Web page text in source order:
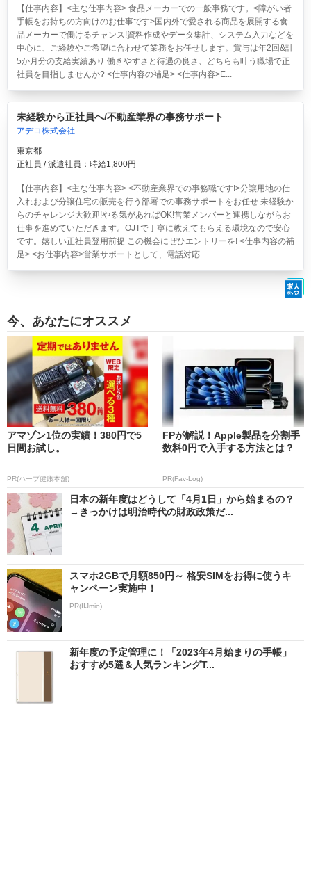
【仕事内容】<主な仕事内容> 食品メーカーでの一般事務です。<障がい者
手帳をお持ちの方向けのお仕事です>国内外で愛される商品を展開する食
品メーカーで働けるチャンス!資料作成やデータ集計、システム入力などを
中心に、ご経験やご希望に合わせて業務をお任せします。賞与は年2回&計
5か月分の支給実績あり 働きやすさと待遇の良さ、どちらも叶う職場で正
社員を目指しませんか? <仕事内容の補足> <仕事内容>E...
未経験から正社員へ/不動産業界の事務サポート
アデコ株式会社
東京都
正社員 / 派遣社員：時給1,800円
【仕事内容】<主な仕事内容> <不動産業界での事務職です!>分譲用地の仕
入れおよび分譲住宅の販売を行う部署での事務サポートをお任せ 未経験か
らのチャレンジ大歓迎!やる気があればOK!営業メンバーと連携しながらお
仕事を進めていただきます。OJTで丁寧に教えてもらえる環境なので安心
です。嬉しい正社員登用前提 この機会にぜひエントリーを! <仕事内容の補
足> <お仕事内容>営業サポートとして、電話対応...
今、あなたにオススメ
アマゾン1位の実績！380円で5
日間お試し。
PR(ハーブ健康本舗)
FPが解説！Apple製品を分割手
数料0円で入手する方法とは？
PR(Fav-Log)
日本の新年度はどうして「4月1日」から始まるの？
→きっかけは明治時代の財政政策だ...
スマホ2GBで月額850円～ 格安SIMをお得に使うキ
ャンペーン実施中！
PR(IIJmio)
新年度の予定管理に！「2023年4月始まりの手帳」
おすすめ5選＆人気ランキングT...